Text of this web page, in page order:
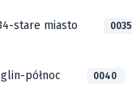
stare miasto 0035
północ 0040